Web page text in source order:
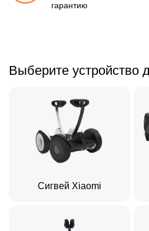
гарантию
Выберите устройство
Сигвей Xiaomi